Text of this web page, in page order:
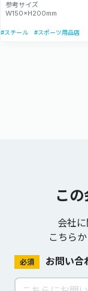
参考サイズ
W150×H200mm
#スチール #スポーツ用品店
こ
会社
こちら
必須 お問い合